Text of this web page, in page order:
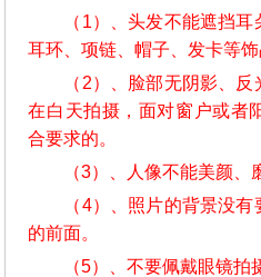
（1）、头发不能遮挡
耳环、项链、帽子、发卡等饰
（2）、脸部无阴影、
在白天拍摄，面对窗户或者
合要求的。
（3）、人像不能美颜、
（4）、照片的背景没
的前面。
（5）、不要佩戴眼镜拍